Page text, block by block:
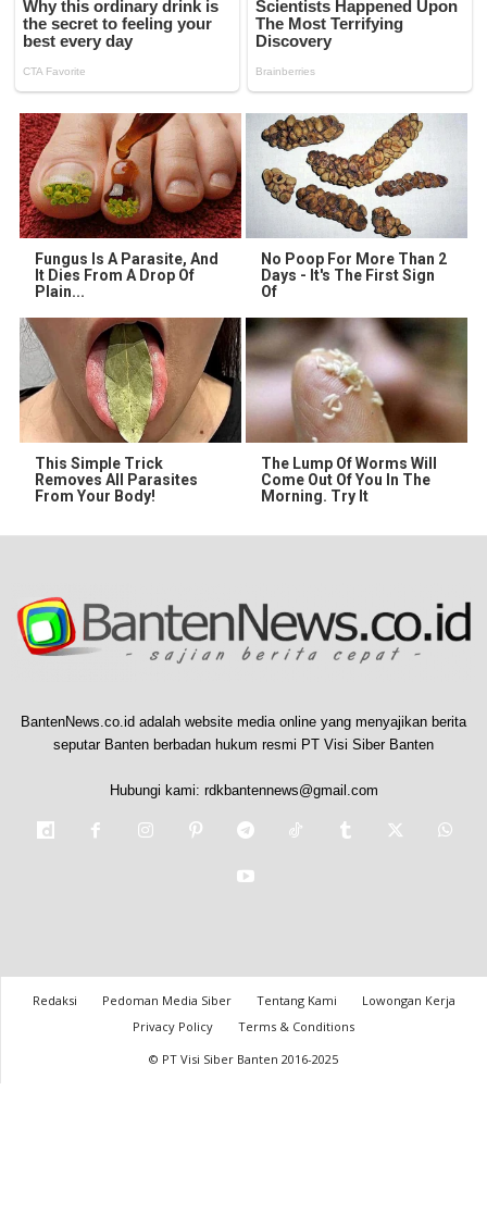
Fungus Is A Parasite, And
It Dies From A Drop Of
Plain...
No Poop For More Than 2
Days - It's The First Sign
Of
This Simple Trick
Removes All Parasites
From Your Body!
The Lump Of Worms Will
Come Out Of You In The
Morning. Try It
BantenNews.co.id adalah website media online yang menyajikan berita
seputar Banten berbadan hukum resmi PT Visi Siber Banten
Hubungi kami: rdkbantennews@gmail.com
Redaksi Pedoman Media Siber Tentang Kami
Lowongan Kerja
Privacy Policy
Terms & Conditions
© PT Visi Siber Banten 2016-2025